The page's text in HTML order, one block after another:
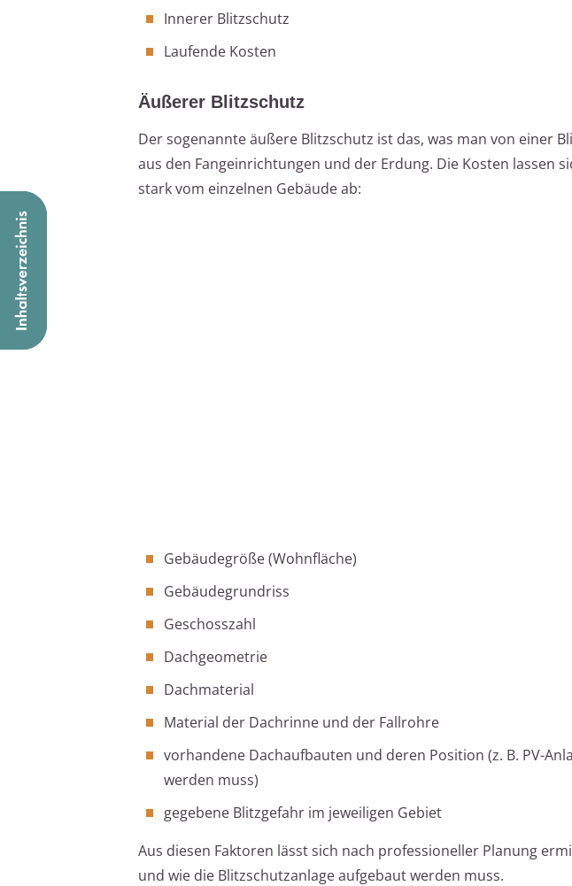
Innerer Blitzschutz
Laufende Kosten
Äußerer Blitzschutz
Der sogenannte äußere Blitzschutz ist das, was man von einer
aus den Fangeinrichtungen und der Erdung. Die Kosten lassen
stark vom einzelnen Gebäude ab:
Gebäudegröße (Wohnfläche)
Gebäudegrundriss
Geschosszahl
Dachgeometrie
Dachmaterial
Material der Dachrinne und der Fallrohre
vorhandene Dachaufbauten und deren Position (z. B. PV-
werden muss)
gegebene Blitzgefahr im jeweiligen Gebiet
Aus diesen Faktoren lässt sich nach professioneller Planung
und wie die Blitzschutzanlage aufgebaut werden muss.